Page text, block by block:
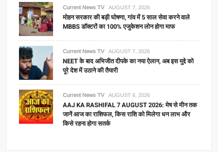
Current News TV AUGUST 7, 2026
मोहन सरकार की बड़ी घोषणा, गांव में 5 साल सेवा करने वाले
MBBS डॉक्टरों का 100% एजुकेशन लोन होगा माफ
Current News TV AUGUST 7, 2026
NEET के बाद अभिजीत दीपके का नया ऐलान, अब इस मुद्दे को
पूरे देश में उठाने की तैयारी
Current News TV AUGUST 6, 2026
AAJ KA RASHIFAL 7 AUGUST 2026: मेष से मीन तक
जानें आज का राशिफल, किस राशि को मिलेगा धन लाभ और
किसे रहना होगा सतर्क